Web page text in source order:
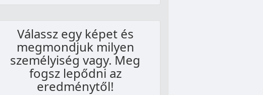
Válassz egy képet és
megmondjuk milyen
személyiség vagy. Meg
fogsz lepődni az
eredménytől!